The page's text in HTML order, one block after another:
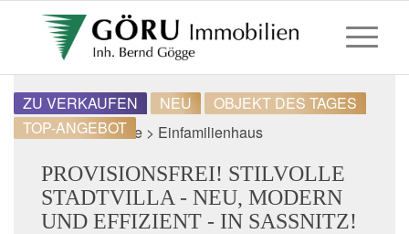
Wohnimmobilie > Einfamilienhaus
ZU VERKAUFEN NEU
OBJEKT DES TAGES
TOP-ANGEBOT
PROVISIONSFREI! STILVOLLE
STADTVILLA - NEU, MODERN
UND EFFIZIENT - IN SASSNITZ!